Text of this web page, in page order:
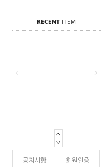
RECENTITEM
공지사항 회원인증